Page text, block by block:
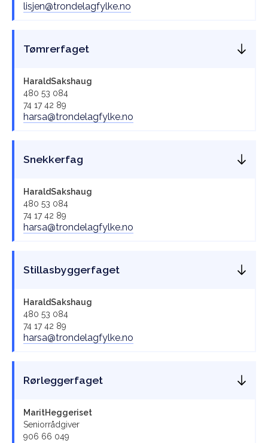
lisjen@trondelagfylke.no
Tømrerfaget
HaraldSakshaug
480 53 084
74 17 42 89
harsa@trondelagfylke.no
Snekkerfag
HaraldSakshaug
480 53 084
74 17 42 89
harsa@trondelagfylke.no
Stillasbyggerfaget
HaraldSakshaug
480 53 084
74 17 42 89
harsa@trondelagfylke.no
Rørleggerfaget
MaritHeggeriset
Seniorrådgiver
906 66 049